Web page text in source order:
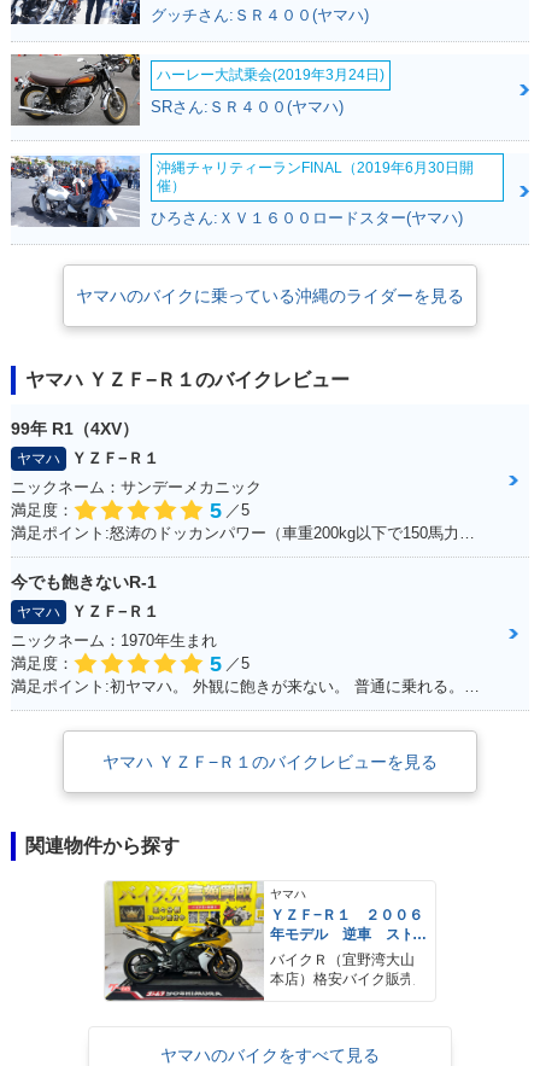
いた。また、2020年モデルの発表に合わせて、2020年秋以降に国内向け
モデルの再設定が予定されていることもリリースされた（追記：2020年8
月に発売された）。2022年モデルには、WGP参戦60周年記念カラーをま
とった限定モデルも設定された。2025年モデルからは、ウイングレット
を備え、グリップ性の高いシート表皮を採用するなどの変更を受けた。
グッチさん:ＳＲ４００(ヤマハ)
ハーレー大試乗会(2019年3月24日)
SRさん:ＳＲ４００(ヤマハ)
沖縄チャリティーランFINAL（2019年6月30日開
催）
ひろさん:ＸＶ１６００ロードスター(ヤマハ)
ヤマハのバイクに乗っている沖縄のライダーを見る
ヤマハ ＹＺＦ−Ｒ１のバイクレビュー
99年 R1（4XV）
ヤマハ
ＹＺＦ−Ｒ１
ニックネーム：サンデーメカニック
満足度：
5 ／5
満足ポイント:怒涛のドッカンパワー（車重200kg以下で150馬力） 最新SSほどのパワーはでてませんが、それでもPWR1.3と鋭い加速をします！ カウルがクイックファスナーの為、簡単脱着、整備がとてもし易いのもお気に入り。 車体は固過ぎず程よくしなりがあり、以外と街乗りも楽にこなせます。 99年は逆輸入車の為、リミッターカットなし、240kmまでスムーズに伸び、 サーキット走行も十分楽しめ、タイムアタックもそこそこ行けますが、 やはり、ツイスティロード最速というコンセプトから、ワインディング走行が一番気持ちよく走れます。 整備性も良く、街乗り～サーキット走行と幅広い守備範囲 人馬一体を体験でき、バイクを操る喜びを教えてくれる楽しい相棒です☆
今でも飽きないR-1
ヤマハ
ＹＺＦ−Ｒ１
ニックネーム：1970年生まれ
満足度：
5 ／5
満足ポイント:初ヤマハ。 外観に飽きが来ない。 普通に乗れる。早いけど安全運転。 SSから離れられない。 以外と疲れない。 特に不満なし。みんな見る。 自分にはちょうどいい。YAMAHA。
ヤマハ ＹＺＦ−Ｒ１のバイクレビューを見る
関連物件から探す
ヤマハ
ＹＺＦ−Ｒ１ ２００６
年モデル 逆車 スト
ライカーサイレンサ
ー フェンダーレス
エンジンスライダー
バイクＲ（宜野湾大山
本店）格安バイク販売
ヤマハのバイクをすべて見る